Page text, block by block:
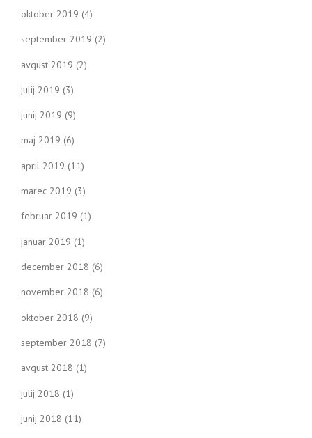
oktober 2019 (4)
september 2019 (2)
avgust 2019 (2)
julij 2019 (3)
junij 2019 (9)
maj 2019 (6)
april 2019 (11)
marec 2019 (3)
februar 2019 (1)
januar 2019 (1)
december 2018 (6)
november 2018 (6)
oktober 2018 (9)
september 2018 (7)
avgust 2018 (1)
julij 2018 (1)
junij 2018 (11)